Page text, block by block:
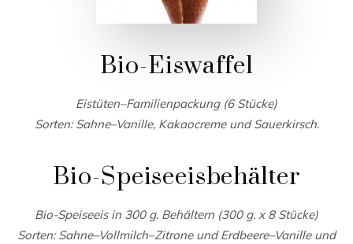
Bio-Eiswaffel
Eistüten–Familienpackung (6 Stücke)
Sorten: Sahne–Vanille, Kakaocreme und Sauerkirsch.
Bio-Speiseeisbehälter
Bio-Speiseeis in 300 g. Behältern (300 g. x 8 Stücke)
Sorten: Sahne–Vollmilch–Zitrone und Erdbeere–Vanille und